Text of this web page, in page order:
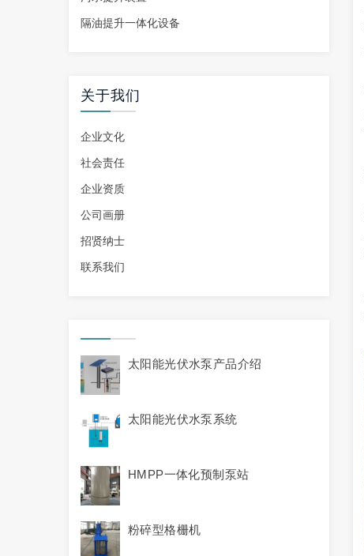
隔油提升一体化设备
关于我们
企业文化
社会责任
企业资质
公司画册
招贤纳士
联系我们
太阳能光伏水泵产品介绍
太阳能光伏水泵系统
HMPP一体化预制泵站
粉碎型格栅机